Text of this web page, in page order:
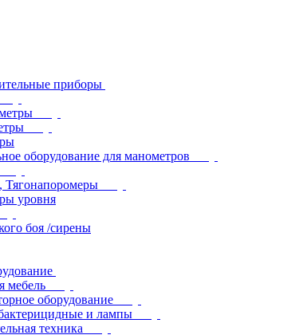
приборы
оборудование для манометров
уровня
боя /сирены
мебель
оборудование
и лампы
техника